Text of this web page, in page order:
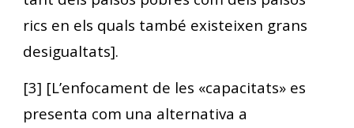
rics en els quals també existeixen grans
desigualtats].
[3] [L’enfocament de les «capacitats» es
presenta com una alternativa a